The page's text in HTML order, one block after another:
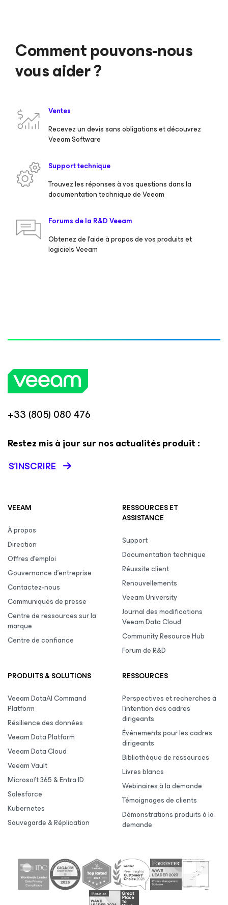
Comment pouvons-nous
vous aider ?
Ventes
Recevez un devis sans obligations et découvrez
Veeam Software
Support technique
Trouvez les réponses à vos questions dans la
documentation technique de Veeam
Forums de la R&D Veeam
Obtenez de l’aide à propos de vos produits et
logiciels Veeam
+33 (805) 080 476
Restez mis à jour sur nos actualités produit :
S’INSCRIRE
VEEAM
À propos
Direction
Offres d’emploi
Gouvernance d’entreprise
Contactez-nous
Communiqués de presse
Centre de ressources sur la
marque
Centre de confiance
RESSOURCES ET
ASSISTANCE
Support
Documentation technique
Réussite client
Renouvellements
Veeam University
Journal des modifications
Veeam Data Cloud
Community Resource Hub
Forum de R&D
PRODUITS & SOLUTIONS
Veeam DataAI Command
Platform
Résilience des données
Veeam Data Platform
Veeam Data Cloud
Veeam Vault
Microsoft 365 & Entra ID
Salesforce
Kubernetes
Sauvegarde & Réplication
RESSOURCES
Perspectives et recherches à
l’intention des cadres
dirigeants
Événements pour les cadres
dirigeants
Bibliothèque de ressources
Livres blancs
Webinaires à la demande
Témoignages de clients
Démonstrations produits à la
demande